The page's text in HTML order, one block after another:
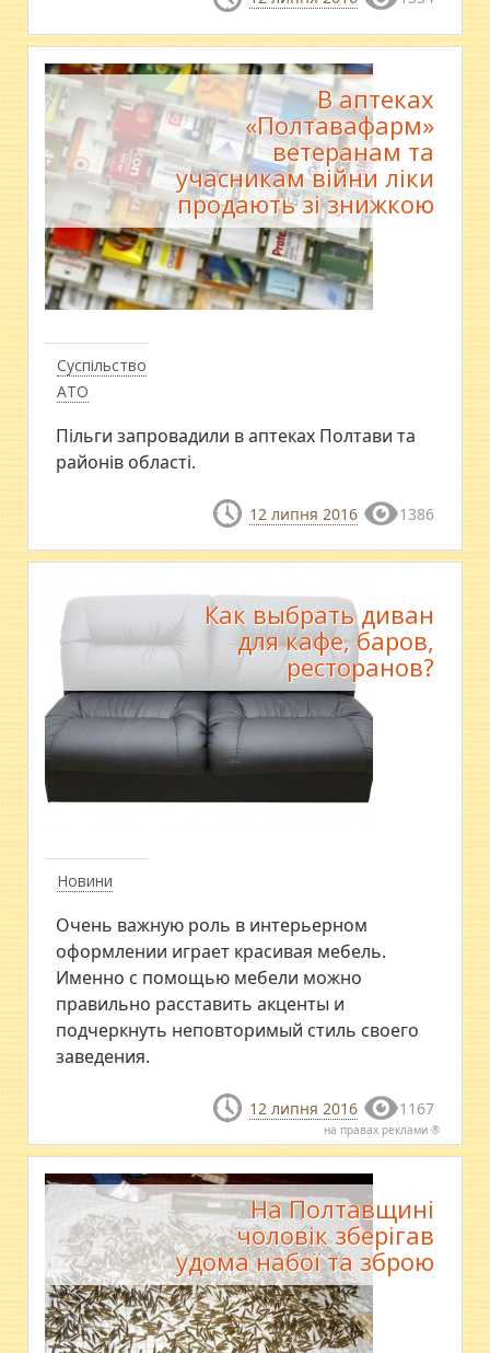
Суспільство
АТО
В аптеках
«Полтавафарм»
ветеранам та
учасникам війни ліки
продають зі знижкою
​Пільги запровадили в аптеках Полтави та
районів області.
12 липня 2016 1386
Новини
Как выбрать диван
для кафе, баров,
ресторанов?
Очень важную роль в интерьерном
оформлении играет красивая мебель.
Именно с помощью мебели можно
правильно расставить акценты и
подчеркнуть неповторимый стиль своего
заведения.
12 липня 2016 1167
на правах реклами ®
На Полтавщині
чоловік зберігав
удома набої та зброю